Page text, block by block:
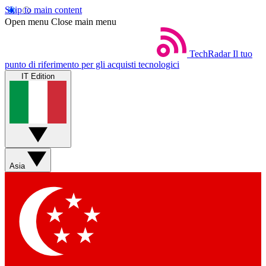
Skip to main content
Open menu Close main menu
TechRadar Il tuo
punto di riferimento per gli acquisti tecnologici
IT Edition
Asia